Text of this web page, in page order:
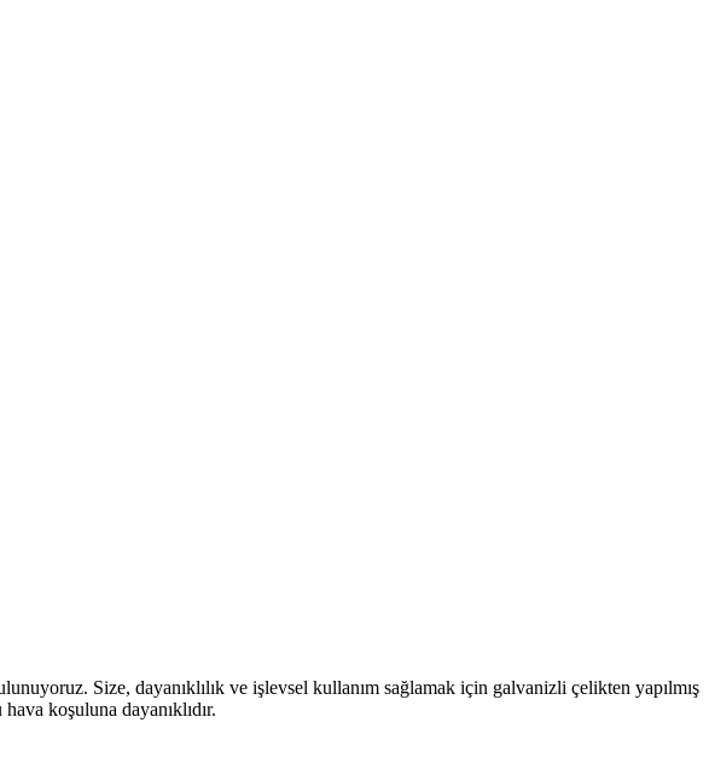
Size, dayanıklılık ve işlevsel kullanım sağlamak için galvanizli çelikten yapılmış
koşuluna dayanıklıdır.